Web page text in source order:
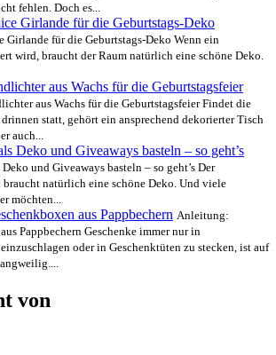
fehlen. Doch es...
Girlande für die Geburtstags-Deko
für die Geburtstags-Deko Wenn ein
wird, braucht der Raum natürlich eine schöne Deko.
aus Wachs für die Geburtstagsfeier
aus Wachs für die Geburtstagsfeier Findet die
statt, gehört ein ansprechend dekorierter Tisch
auch...
Deko und Giveaways basteln – so geht’s
und Giveaways basteln – so geht’s Der
braucht natürlich eine schöne Deko. Und viele
möchten...
aus Pappbechern Anleitung:
Pappbechern Geschenke immer nur in
oder in Geschenktüten zu stecken, ist auf
von